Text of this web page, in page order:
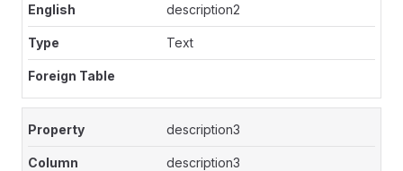
description2
Text
description3
description3